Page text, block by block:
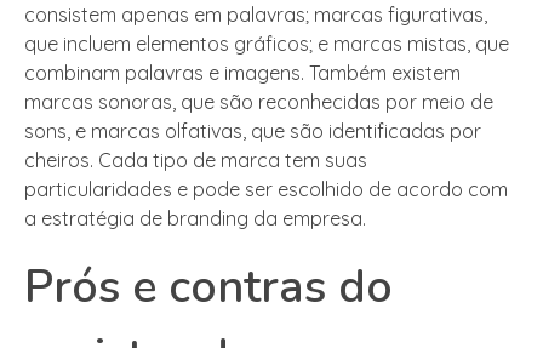
consistem apenas em palavras; marcas figurativas,
que incluem elementos gráficos; e marcas mistas, que
combinam palavras e imagens. Também existem
marcas sonoras, que são reconhecidas por meio de
sons, e marcas olfativas, que são identificadas por
cheiros. Cada tipo de marca tem suas
particularidades e pode ser escolhido de acordo com
a estratégia de branding da empresa.
Prós e contras do